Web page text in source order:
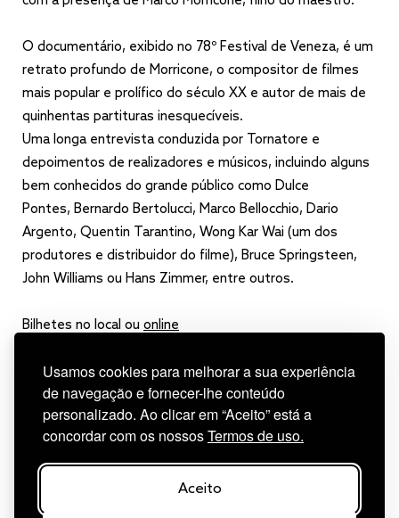
Usamos cookies para melhorar a sua experiência
de navegação e fornecer-lhe conteúdo
personalizado. Ao clicar em “Aceito” está a
concordar com os nossosTermos de uso.
Aceito
O documentário, exibido no 78º Festival de Veneza, é um
retrato profundo de Morricone, o compositor de filmes
mais popular e prolífico do século XX e autor de mais de
quinhentas partituras inesquecíveis.
Uma longa entrevista conduzida por Tornatore e
depoimentos de realizadores e músicos, incluindo alguns
bem conhecidos do grande público como Dulce
Pontes, Bernardo Bertolucci, Marco Bellocchio, Dario
Argento, Quentin Tarantino, Wong Kar Wai (um dos
produtores e distribuidor do filme), Bruce Springsteen,
John Williams ou Hans Zimmer, entre outros.
Bilhetes no local ou online
Esta estreia tem o apoio doInstituto Italiano de Cultura
de Lisboa.
Fotografia: Raúl Pinto